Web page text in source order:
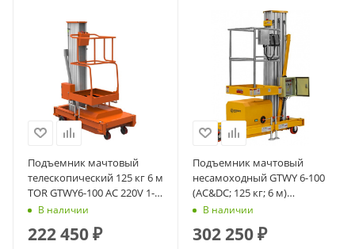
Подъемник мачтовый
телескопический 125 кг 6 м
TOR GTWY6-100 AC 220V 1-
мачтовый (от сети) (G)
В наличии
222 450₽
Подъемник мачтовый
несамоходный GTWY 6-100
(AC&DC; 125 кг; 6 м)
СМАРТЛИФТ (SMARTLIFT)
В наличии
302 250₽